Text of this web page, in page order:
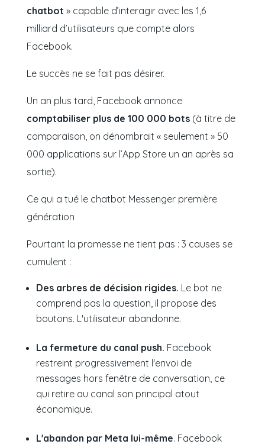
chatbot »capable d’interagir avec les 1,6
milliard d’utilisateurs que compte alors
Facebook.
Le succès ne se fait pas désirer.
Un an plus tard, Facebook annonce
comptabiliser plus de 100 000 bots (à titre de
comparaison, on dénombrait « seulement » 50
000 applications sur l’App Store un an après sa
sortie).
Ce qui a tué le chatbot Messenger première
génération
Pourtant la promesse ne tient pas : 3 causes se
cumulent :
Des arbres de décision rigides. Le bot ne
comprend pas la question, il propose des
boutons. L'utilisateur abandonne.
La fermeture du canal push. Facebook
restreint progressivement l'envoi de
messages hors fenêtre de conversation, ce
qui retire au canal son principal atout
économique.
L'abandon par Meta lui-même. Facebook